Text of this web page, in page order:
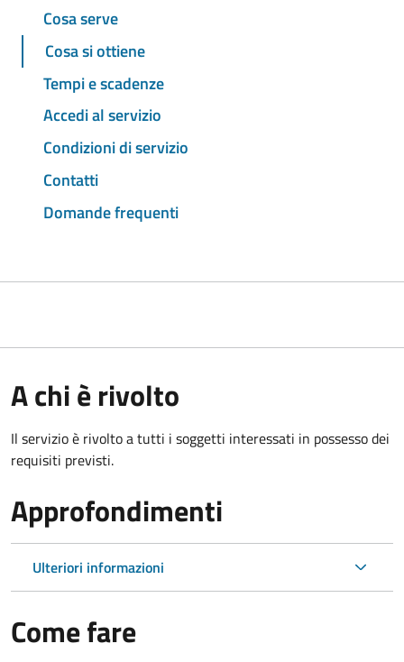
Cosa serve
Cosa si ottiene
Tempi e scadenze
Accedi al servizio
Condizioni di servizio
Contatti
Domande frequenti
A chi è rivolto
Il servizio è rivolto a tutti i soggetti interessati in possesso dei
requisiti previsti.
Approfondimenti
Ulteriori informazioni
Come fare